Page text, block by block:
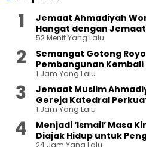
Jemaat Ahmadiyah
Hangat dengan Jemaat
52 Menit Yang Lalu
Semangat Gotong
Pembangunan
Ahmadiyah Sukapura
1 Jam Yang Lalu
Jemaat Muslim
Gereja Katedral
1 Jam Yang Lalu
Menjadi ‘Ismail’ Masa
Diajak Hidup untuk
24 Jam Yang Lalu